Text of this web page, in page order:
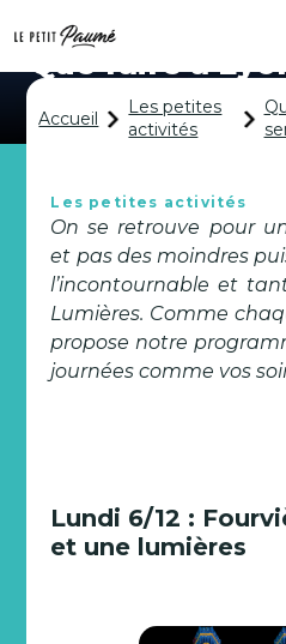
Que faire à
semaine ? 6/12
Accueil
Les petites
activités
Les petites activités
On se retrouve pour
et pas des moindres
l’incontournable et
Lumières. Comme
propose notre
journées comme vos
Lundi 6/12 :
et une lumières